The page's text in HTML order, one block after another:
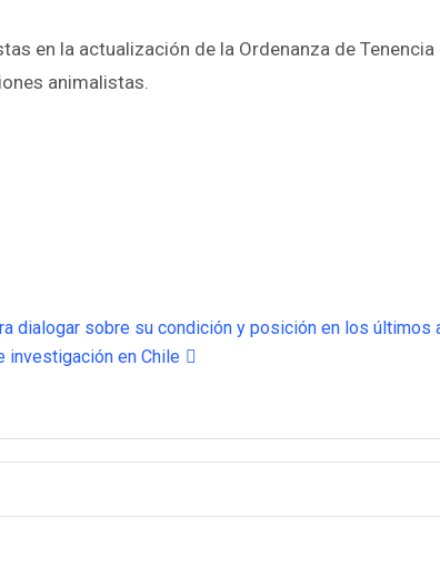
en la actualización de la Ordenanza de
animalistas.
dialogar sobre su condición y posición en los últimos
investigación en Chile